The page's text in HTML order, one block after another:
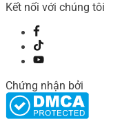
Kết nối với chúng tôi
Chứng nhận bởi